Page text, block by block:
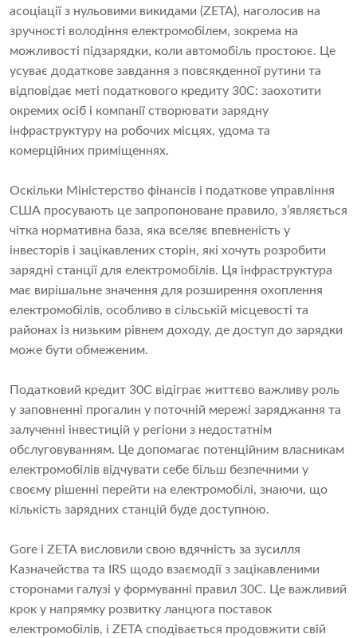
асоціації з нульовими викидами (ZETA), наголосив на
зручності володіння електромобілем, зокрема на
можливості підзарядки, коли автомобіль простоює. Це
усуває додаткове завдання з повсякденної рутини та
відповідає меті податкового кредиту 30C: заохотити
окремих осіб і компанії створювати зарядну
інфраструктуру на робочих місцях, удома та
комерційних приміщеннях.
Оскільки Міністерство фінансів і податкове управління
США просувають це запропоноване правило, з’являється
чітка нормативна база, яка вселяє впевненість у
інвесторів і зацікавлених сторін, які хочуть розробити
зарядні станції для електромобілів. Ця інфраструктура
має вирішальне значення для розширення охоплення
електромобілів, особливо в сільській місцевості та
районах із низьким рівнем доходу, де доступ до зарядки
може бути обмеженим.
Податковий кредит 30C відіграє життєво важливу роль
у заповненні прогалин у поточній мережі заряджання та
залученні інвестицій у регіони з недостатнім
обслуговуванням. Це допомагає потенційним власникам
електромобілів відчувати себе більш безпечними у
своєму рішенні перейти на електромобілі, знаючи, що
кількість зарядних станцій буде доступною.
Gore і ZETA висловили свою вдячність за зусилля
Казначейства та IRS щодо взаємодії з зацікавленими
сторонами галузі у формуванні правил 30C. Це важливий
крок у напрямку розвитку ланцюга поставок
електромобілів, і ZETA сподівається продовжити свій